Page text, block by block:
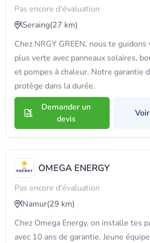
Pas encore d'évaluation
Seraing(27 km)
Chez NRGY GREEN, nous te
plus verte avec panneaux solaires,
et pompes à chaleur. Notre garantie
protège dans la durée.
Demander un
devis
OMEGA ENERGY
Pas encore d'évaluation
Namur(29 km)
Chez Omega Energy, on installe tes
avec 10 ans de garantie. Jeune